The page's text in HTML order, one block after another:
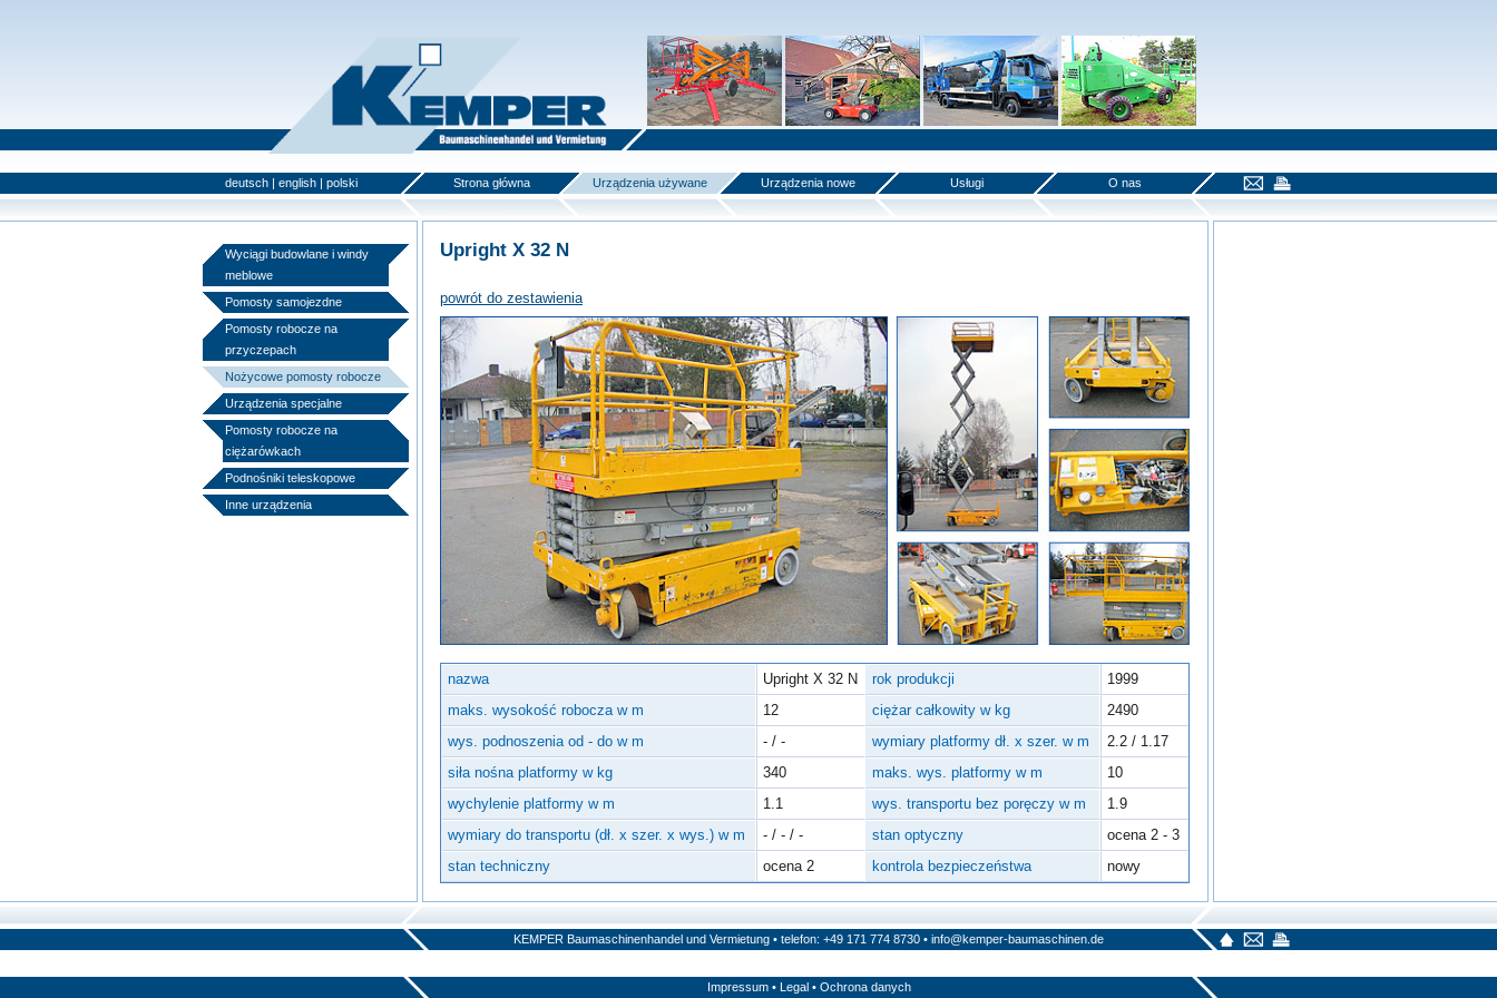
deutsch | english | polski Strona główna Urządzenia używane Urządzenia nowe Usługi O nas
Wyciągi budowlane i windy
meblowe
Pomosty samojezdne
Pomosty robocze na
przyczepach
Nożycowe pomosty robocze
Urządzenia specjalne
Pomosty robocze na
ciężarówkach
Podnośniki teleskopowe
Inne urządzenia
Upright X 32 N
powrót do zestawienia
nazwa Upright X 32 N rok produkcji
1999
maks. wysokość robocza w m
12 ciężar całkowity w kg
2490
wys. podnoszenia od - do w m
- / - wymiary platformy dł. x szer. w m
2.2 / 1.17
siła nośna platformy w kg
340 maks. wys. platformy w m
10
wychylenie platformy w m
1.1 wys. transportu bez poręczy w m
1.9
wymiary do transportu (dł. x szer. x wys.) w m
- / - / - stan optyczny
ocena 2 - 3
stan techniczny
ocena 2 kontrola bezpieczeństwa nowy
KEMPER Baumaschinenhandel und Vermietung • telefon: +49 171 774 8730 • info@kemper-baumaschinen.de
Impressum• Legal• Ochrona danych